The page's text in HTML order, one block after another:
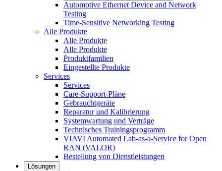
Automotive Ethernet Device and Network
Testing
Time-Sensitive Networking Testing
Alle Produkte
Alle Produkte
Alle Produkte
Produktfamilien
Eingestellte Produkte
Services
Services
Care-Support-Pläne
Gebrauchtgeräte
Reparatur und Kalibrierung
Systemwartung und Verträge
Technisches Trainingsprogramm
VIAVI Automated Lab-as-a-Service for Open
RAN (VALOR)
Bestellung von Dienstleistungen
Lösungen